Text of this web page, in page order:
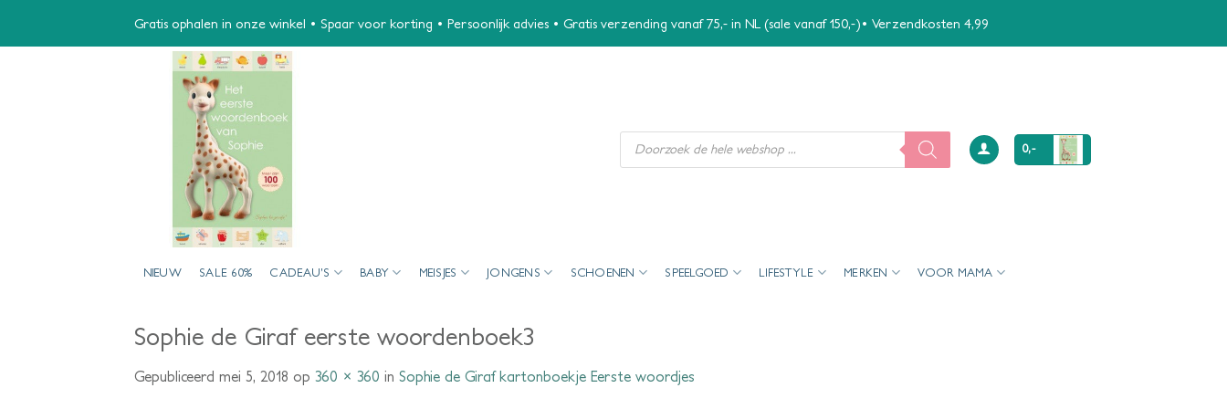
Gratis ophalen in onze winkel • Spaar voor korting • Persoonlijk advies • Gratis verzending vanaf 75,- in NL (sale vanaf 150,-)• Verzendkosten 4,99
Producten
zoeken
0,-
NIEUW SALE 60% CADEAU’S BABY MEISJES JONGENS SCHOENEN SPEELGOED LIFESTYLE MERKEN VOOR MAMA
Sophie de Giraf eerste woordenboek3
Gepubliceerd mei 5, 2018 op 360 × 360 in Sophie de Giraf kartonboekje Eerste woordjes